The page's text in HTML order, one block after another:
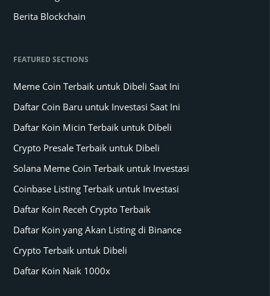
Berita Blockchain
FEATURED SECTIONS
Meme Coin Terbaik untuk Dibeli Saat Ini
Daftar Coin Baru untuk Investasi Saat Ini
Daftar Koin Micin Terbaik untuk Dibeli
Crypto Presale Terbaik untuk Dibeli
Solana Meme Coin Terbaik untuk Investasi
Coinbase Listing Terbaik untuk Investasi
Daftar Koin Receh Crypto Terbaik
Daftar Koin yang Akan Listing di Binance
Crypto Terbaik untuk Dibeli
Daftar Koin Naik 1000x